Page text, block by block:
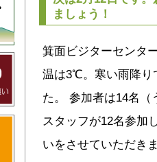
ましょう！
箕面ビジターセンタ
温は3℃。寒い雨降り
た。 参加者は14名（
スタッフが12名参加
いをさせていただき